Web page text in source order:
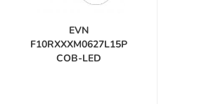
EVN
F10RXXXM0627L15P
COB-LED